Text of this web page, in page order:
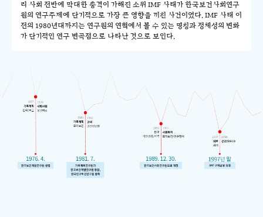
리 사회 전반에 막대한 충격이 가해진 소위 IMF 사태가 한국보건사회연구
원의 연구주제에 단기적으로 가장 큰 영향을 끼친 사건이었다. IMF 사태 이
전의 1980년대까지는 연구원의 연혁에서 볼 수 있는 명칭과 정체성의 변화
가 단기적인 연구 변곡점으로 나타난 것으로 보인다.